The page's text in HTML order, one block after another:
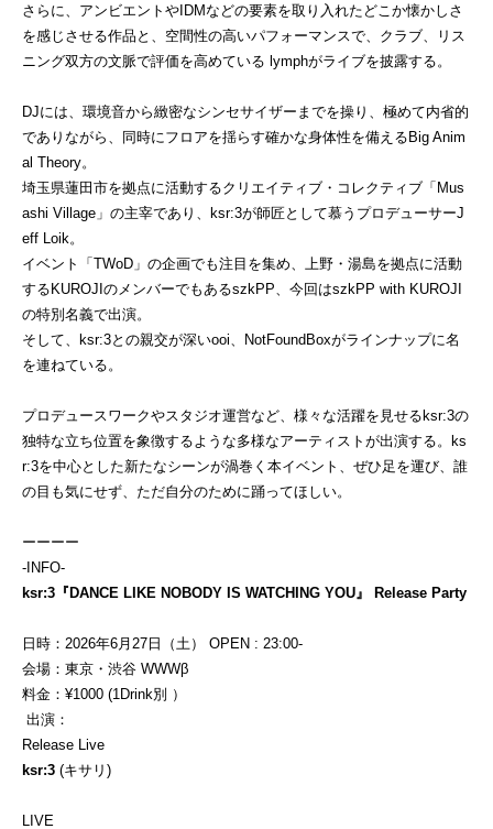
さらに、アンビエントやIDMなどの要素を取り入れたどこか懐かしさ
を感じさせる作品と、空間性の高いパフォーマンスで、クラブ、リス
ニング双方の文脈で評価を高めている lymphがライブを披露する。
DJには、環境音から緻密なシンセサイザーまでを操り、極めて内省的
でありながら、同時にフロアを揺らす確かな身体性を備えるBig Anim
al Theory。
埼玉県蓮田市を拠点に活動するクリエイティブ・コレクティブ「Mus
ashi Village」の主宰であり、ksr:3が師匠として慕うプロデューサーJ
eff Loik。
イベント「TWoD」の企画でも注目を集め、上野・湯島を拠点に活動
するKUROJIのメンバーでもあるszkPP、今回はszkPP with KUROJI
の特別名義で出演。
そして、ksr:3との親交が深いooi、NotFoundBoxがラインナップに名
を連ねている。
プロデュースワークやスタジオ運営など、様々な活躍を見せるksr:3の
独特な立ち位置を象徴するような多様なアーティストが出演する。ks
r:3を中心とした新たなシーンが渦巻く本イベント、ぜひ足を運び、誰
の目も気にせず、ただ自分のために踊ってほしい。
ーーーー
-INFO-
ksr:3『DANCE LIKE NOBODY IS WATCHING YOU』 Release Party
日時：2026年6月27日（土） OPEN : 23:00-
会場：東京・渋谷 WWWβ
料金：¥1000 (1Drink別 ）
出演：
Release Live
ksr:3 (キサリ)
LIVE